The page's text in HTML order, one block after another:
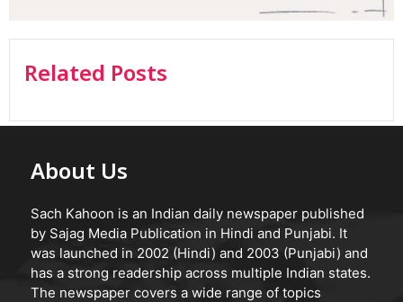
Related Posts
About Us
Sach Kahoon is an Indian daily newspaper published
by Sajag Media Publication in Hindi and Punjabi. It
was launched in 2002 (Hindi) and 2003 (Punjabi) and
has a strong readership across multiple Indian states.
The newspaper covers a wide range of topics